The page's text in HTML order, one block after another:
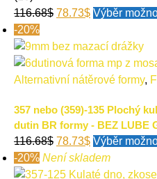
116.68$ 78.73$ Výběr
-20%
Alternativní nátěrové formy,
357 nebo (359)-135 Plochý
dutin BR formy - BEZ LUBE
116.68$ 78.73$ Výběr
-20% Není skladem